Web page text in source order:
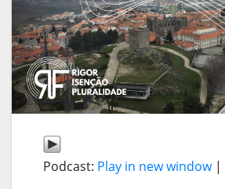
Podcast: Play in new window|